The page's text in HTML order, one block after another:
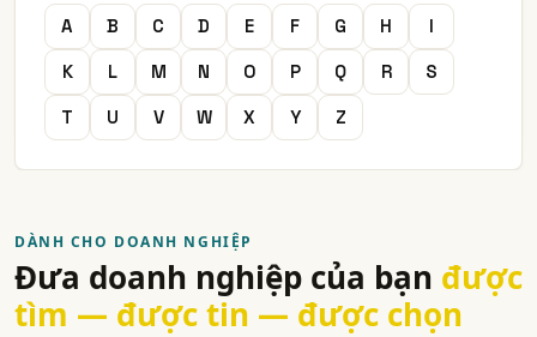
A B C D E F G H
I
K
L M N O P Q R
S
T
U V W X Y Z
DÀNH CHO DOANH NGHIỆP
Đưa doanh nghiệp của bạn được
tìm — được tin — được chọn